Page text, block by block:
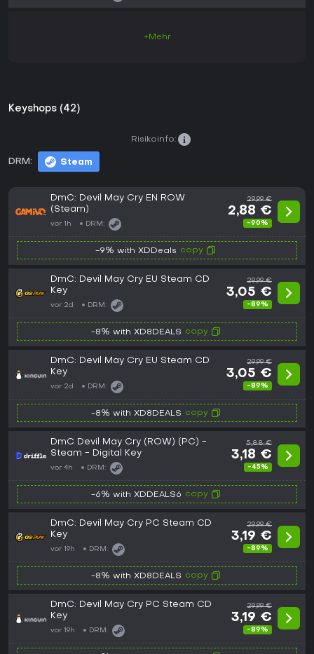
+Mehr
Keyshops (42)
DRM: Steam
Risikoinfo:
DmC: Devil May Cry EN ROW
(Steam)
vor 1h DRM:
29,99 €
2,88 €
-90%
-9% with XDDeals copy
DmC: Devil May Cry EU Steam CD
Key
vor 2d DRM:
29,99 €
3,05 €
-89%
-8% with XD8DEALS copy
DmC: Devil May Cry EU Steam CD
Key
vor 2d DRM:
29,99 €
3,05 €
-89%
-8% with XD8DEALS copy
DmC Devil May Cry (ROW) (PC) -
Steam - Digital Key
vor 4h DRM:
5,88 €
3,18 €
-45%
-6% with XDDEALS6 copy
DmC: Devil May Cry PC Steam CD
Key
vor 19h DRM:
29,99 €
3,19 €
-89%
-8% with XD8DEALS copy
DmC: Devil May Cry PC Steam CD
Key
vor 19h DRM:
29,99 €
3,19 €
-89%